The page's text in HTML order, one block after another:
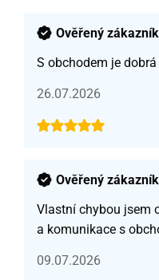
Ověřený zákazník
S obchodem je
26.07.2026
Ověřený zákazník
Vlastní chybou jsem
a komunikace s
09.07.2026